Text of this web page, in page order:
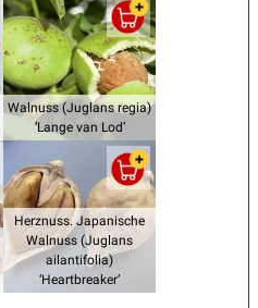
Walnuss (Juglans regia)
‘Lange van Lod’
Herznuss. Japanische
Walnuss (Juglans
ailantifolia)
‘Heartbreaker’